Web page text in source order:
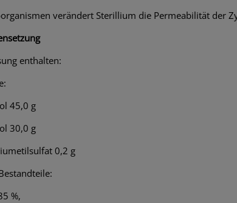
verändert Sterillium die Permeabilität der
enthalten:
45,0 g
30,0 g
0,2 g
%,